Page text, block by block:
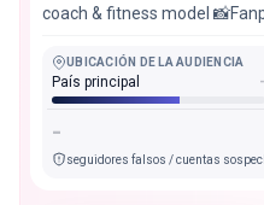
coach & fitness model
UBICACIÓN DE LA AUDIENCIA
País principal -
-
seguidores falsos / cuentas